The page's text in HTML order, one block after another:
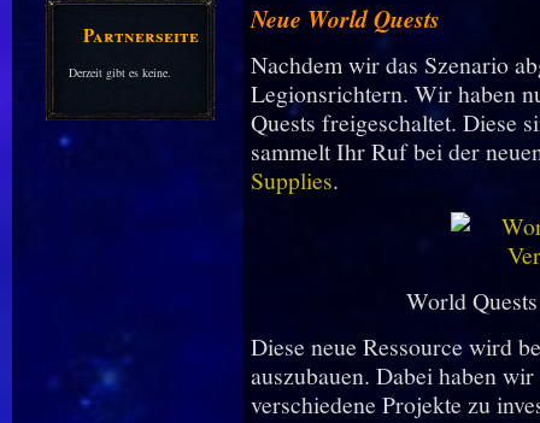
Partnerseiten
Derzeit gibt es keine.
Neue World Quests
Nachdem wir das Szenario
Legionsrichtern. Wir haben
Quests freigeschaltet. Diese
sammelt Ihr Ruf bei der
Supplies.
World
Diese neue Ressource wird
auszubauen. Dabei haben
verschiedene Projekte zu